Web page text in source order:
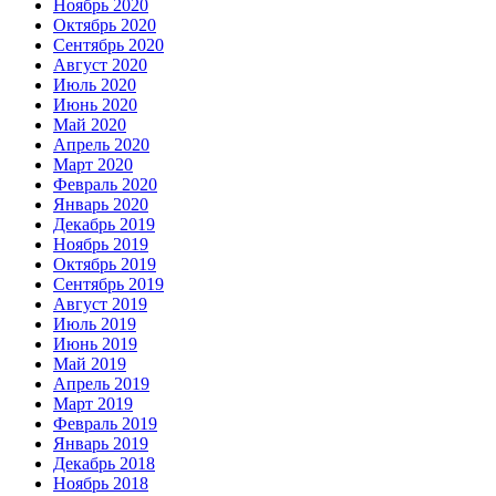
Ноябрь 2020
Октябрь 2020
Сентябрь 2020
Август 2020
Июль 2020
Июнь 2020
Май 2020
Апрель 2020
Март 2020
Февраль 2020
Январь 2020
Декабрь 2019
Ноябрь 2019
Октябрь 2019
Сентябрь 2019
Август 2019
Июль 2019
Июнь 2019
Май 2019
Апрель 2019
Март 2019
Февраль 2019
Январь 2019
Декабрь 2018
Ноябрь 2018